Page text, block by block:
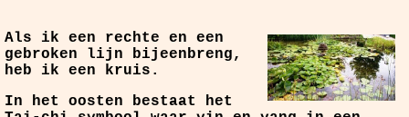
Als ik een rechte en een
gebroken lijn bijeenbreng,
heb ik een kruis.
In het oosten bestaat het